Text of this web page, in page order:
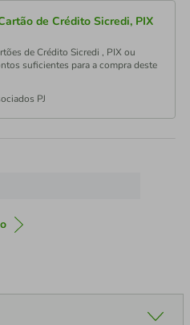
de Crédito Sicredi, PIX
de Crédito Sicredi , PIX ou
suficientes para a compra deste
PJ